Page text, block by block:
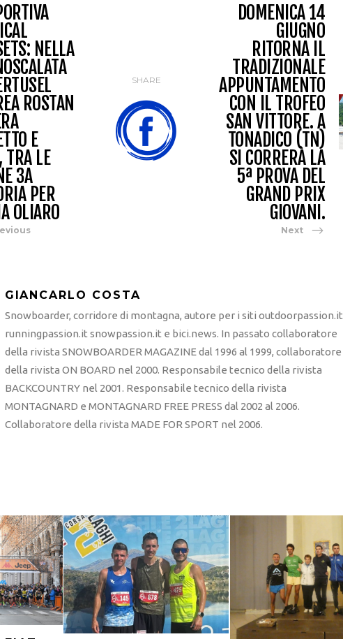
NELLA
ROSTAN
E
TRA LE
3A
PER
OLIARO
SHARE
DOMENICA 14
GIUGNO
RITORNA IL
TRADIZIONALE
APPUNTAMENTO
CON IL TROFEO
SAN VITTORE. A
TONADICO (TN)
SI CORRERÀ LA
5ª PROVA DEL
GRAND PRIX
GIOVANI.
Next
GIANCARLO COSTA
Snowboarder, corridore di montagna, autore per i siti outdoorpassion.it
runningpassion.it snowpassion.it e bici.news. In passato collaboratore
della rivista SNOWBOARDER MAGAZINE dal 1996 al 1999, collaboratore
della rivista ON BOARD nel 2000. Responsabile tecnico della rivista
BACKCOUNTRY nel 2001. Responsabile tecnico della rivista
MONTAGNARD e MONTAGNARD FREE PRESS dal 2002 al 2006.
Collaboratore della rivista MADE FOR SPORT nel 2006.